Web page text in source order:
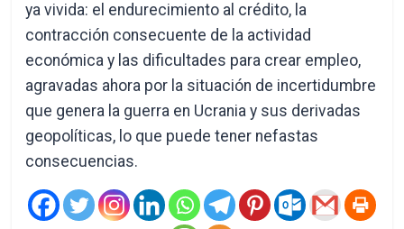
ya vivida: el endurecimiento al crédito, la
contracción consecuente de la actividad
económica y las dificultades para crear empleo,
agravadas ahora por la situación de incertidumbre
que genera la guerra en Ucrania y sus derivadas
geopolíticas, lo que puede tener nefastas
consecuencias.